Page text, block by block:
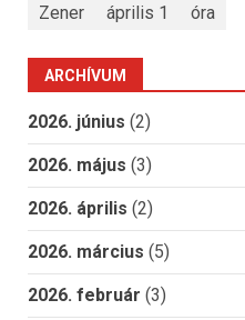
Zener április 1 óra
ARCHÍVUM
2026. június (2)
2026. május (3)
2026. április (2)
2026. március (5)
2026. február (3)